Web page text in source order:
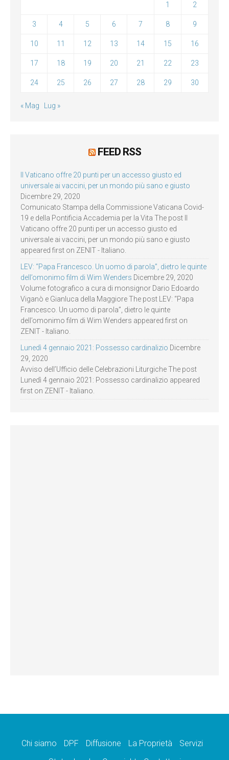
1 2
3 4 5 6 7 8 9
10 11 12 13 14 15 16
17 18 19 20 21 22 23
24 25 26 27 28 29 30
« Mag Lug »
FEED RSS
Il Vaticano offre 20 punti per un accesso giusto ed
universale ai vaccini, per un mondo più sano e giusto
Dicembre 29, 2020
Comunicato Stampa della Commissione Vaticana Covid-
19 e della Pontificia Accademia per la Vita The post Il
Vaticano offre 20 punti per un accesso giusto ed
universale ai vaccini, per un mondo più sano e giusto
appeared first on ZENIT - Italiano.
LEV: “Papa Francesco. Un uomo di parola”, dietro le quinte
dell’omonimo film di Wim Wenders Dicembre 29, 2020
Volume fotografico a cura di monsignor Dario Edoardo
Viganò e Gianluca della Maggiore The post LEV: “Papa
Francesco. Un uomo di parola”, dietro le quinte
dell’omonimo film di Wim Wenders appeared first on
ZENIT - Italiano.
Lunedì 4 gennaio 2021: Possesso cardinalizio Dicembre
29, 2020
Avviso dell’Ufficio delle Celebrazioni Liturgiche The post
Lunedì 4 gennaio 2021: Possesso cardinalizio appeared
first on ZENIT - Italiano.
Chi siamo DPF Diffusione La Proprietà
Servizi